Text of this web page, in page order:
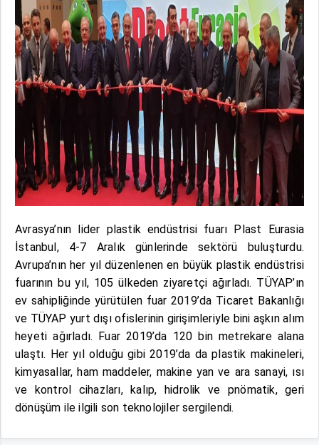
Avrasya’nın lider plastik endüstrisi fuarı Plast Eurasia
İstanbul, 4-7 Aralık günlerinde sektörü buluşturdu.
Avrupa’nın her yıl düzenlenen en büyük plastik endüstrisi
fuarının bu yıl, 105 ülkeden ziyaretçi ağırladı. TÜYAP’ın
ev sahipliğinde yürütülen fuar 2019’da Ticaret Bakanlığı
ve TÜYAP yurt dışı ofislerinin girişimleriyle bini aşkın alım
heyeti ağırladı. Fuar 2019’da 120 bin metrekare alana
ulaştı. Her yıl olduğu gibi 2019’da da plastik makineleri,
kimyasallar, ham maddeler, makine yan ve ara sanayi, ısı
ve kontrol cihazları, kalıp, hidrolik ve pnömatik, geri
dönüşüm ile ilgili son teknolojiler sergilendi.